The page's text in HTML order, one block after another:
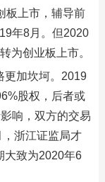
板上市，辅导前
年8月。但2020
为创业板上市。
更加坎坷。2019
股权，后者或
响，双方的交易
浙江证监局才
大致为2020年6